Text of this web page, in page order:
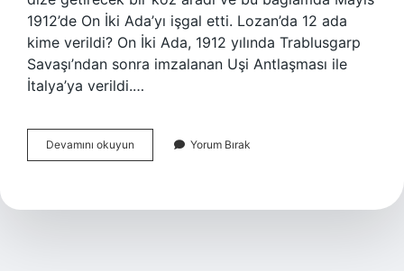
1912’de On İki Ada’yı işgal etti. Lozan’da 12 ada
kime verildi? On İki Ada, 1912 yılında Trablusgarp
Savaşı’ndan sonra imzalanan Uşi Antlaşması ile
İtalya’ya verildi.…
Devamını okuyun
Adayı
Etti
Yorum Bırak